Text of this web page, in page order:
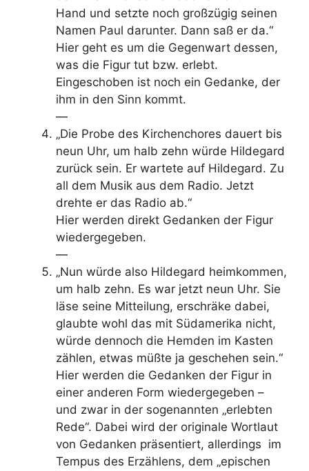
Hand und setzte noch großzügig seinen
Namen Paul dar­unter. Dann saß er da.“
Hier geht es um die Gegenwart dessen,
was die Figur tut bzw. erlebt.
Eingeschoben ist noch ein Gedanke, der
ihm in den Sinn kommt.
—
„Die Probe des Kirchenchores dauert bis
neun Uhr, um halb zehn würde Hildegard
zurück sein. Er wartete auf Hildegard. Zu
all dem Musik aus dem Radio. Jetzt
drehte er das Radio ab.“
Hier werden direkt Gedanken der Figur
wiedergegeben.
—
„Nun würde also Hildegard heimkommen,
um halb zehn. Es war jetzt neun Uhr. Sie
läse seine Mitteilung, erschräke dabei,
glaubte wohl das mit Südamerika nicht,
würde den­noch die Hemden im Kasten
zählen, etwas müßte ja ge­schehen sein.“
Hier werden die Gedanken der Figur in
einer anderen Form wiedergegeben –
und zwar in der sogenannten „erlebten
Rede“. Dabei wird der originale Wortlaut
von Gedanken präsentiert, allerdings im
Tempus des Erzählens, dem „epischen